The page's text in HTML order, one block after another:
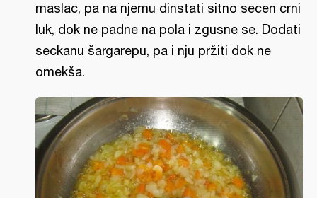
maslac, pa na njemu dinstati sitno secen crni
luk, dok ne padne na pola i zgusne se. Dodati
seckanu šargarepu, pa i nju pržiti dok ne
omekša.